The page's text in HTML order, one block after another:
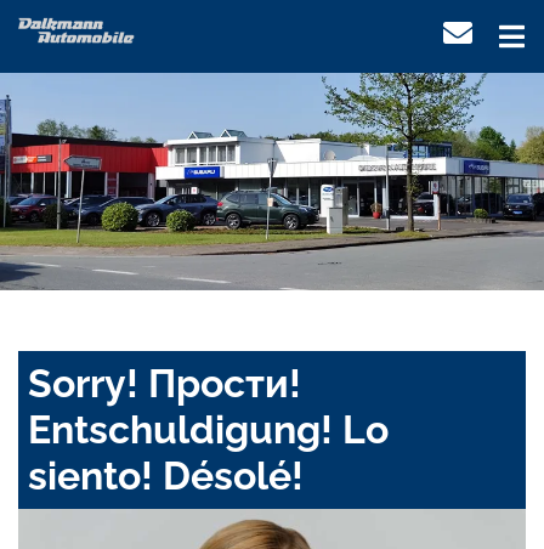
Sorry! Прости!
Entschuldigung! Lo
siento! Désolé!